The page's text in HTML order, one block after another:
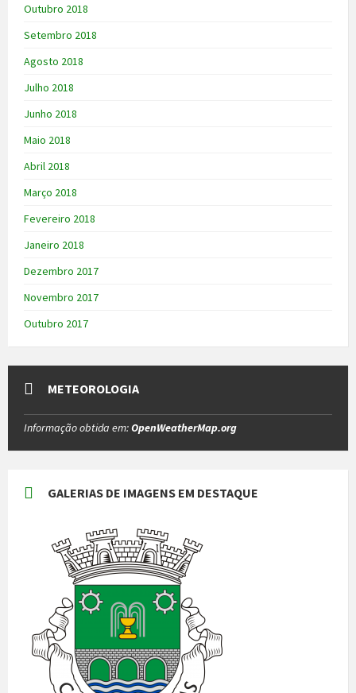
Outubro 2018
Setembro 2018
Agosto 2018
Julho 2018
Junho 2018
Maio 2018
Abril 2018
Março 2018
Fevereiro 2018
Janeiro 2018
Dezembro 2017
Novembro 2017
Outubro 2017
METEOROLOGIA
Informação obtida em:OpenWeatherMap.org
GALERIAS DE IMAGENS EM DESTAQUE